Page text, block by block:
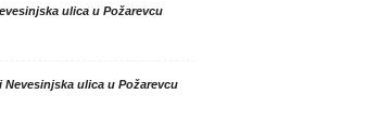
ulica u Požarevcu
Nevesinjska ulica u Požarevcu